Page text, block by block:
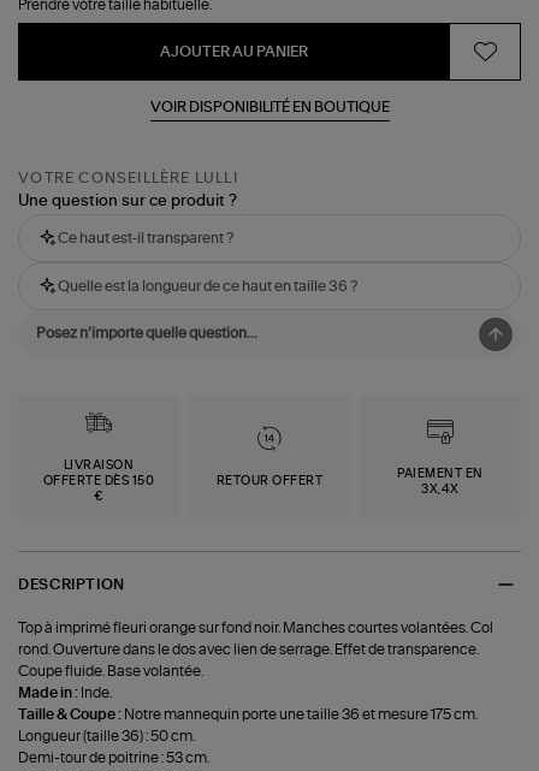
Prendre votre taille habituelle.
AJOUTER AU PANIER
VOIR DISPONIBILITÉ EN BOUTIQUE
VOTRE CONSEILLÈRE LULLI
Une question sur ce produit ?
Ce haut est-il transparent ?
Quelle est la longueur de ce haut en taille 36 ?
LIVRAISON
OFFERTE DÈS 150
€
RETOUR OFFERT
PAIEMENT EN
3X,4X
DESCRIPTION
Top à imprimé fleuri orange sur fond noir. Manches courtes volantées. Col
rond. Ouverture dans le dos avec lien de serrage. Effet de transparence.
Coupe fluide. Base volantée.
Made in : Inde.
Taille & Coupe : Notre mannequin porte une taille 36 et mesure 175 cm.
Longueur (taille 36) : 50 cm.
Demi-tour de poitrine : 53 cm.